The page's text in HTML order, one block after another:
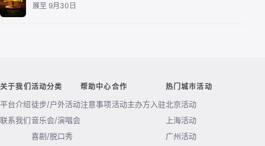
展至 9月30日
关于我们
平台介绍
联系我们
活动分类
徒步/户外活动
音乐会/演唱会
喜剧/脱口秀
帮助中心
注意事项
合作
活动主办方入驻
热门城市活动
北京活动
上海活动
广州活动